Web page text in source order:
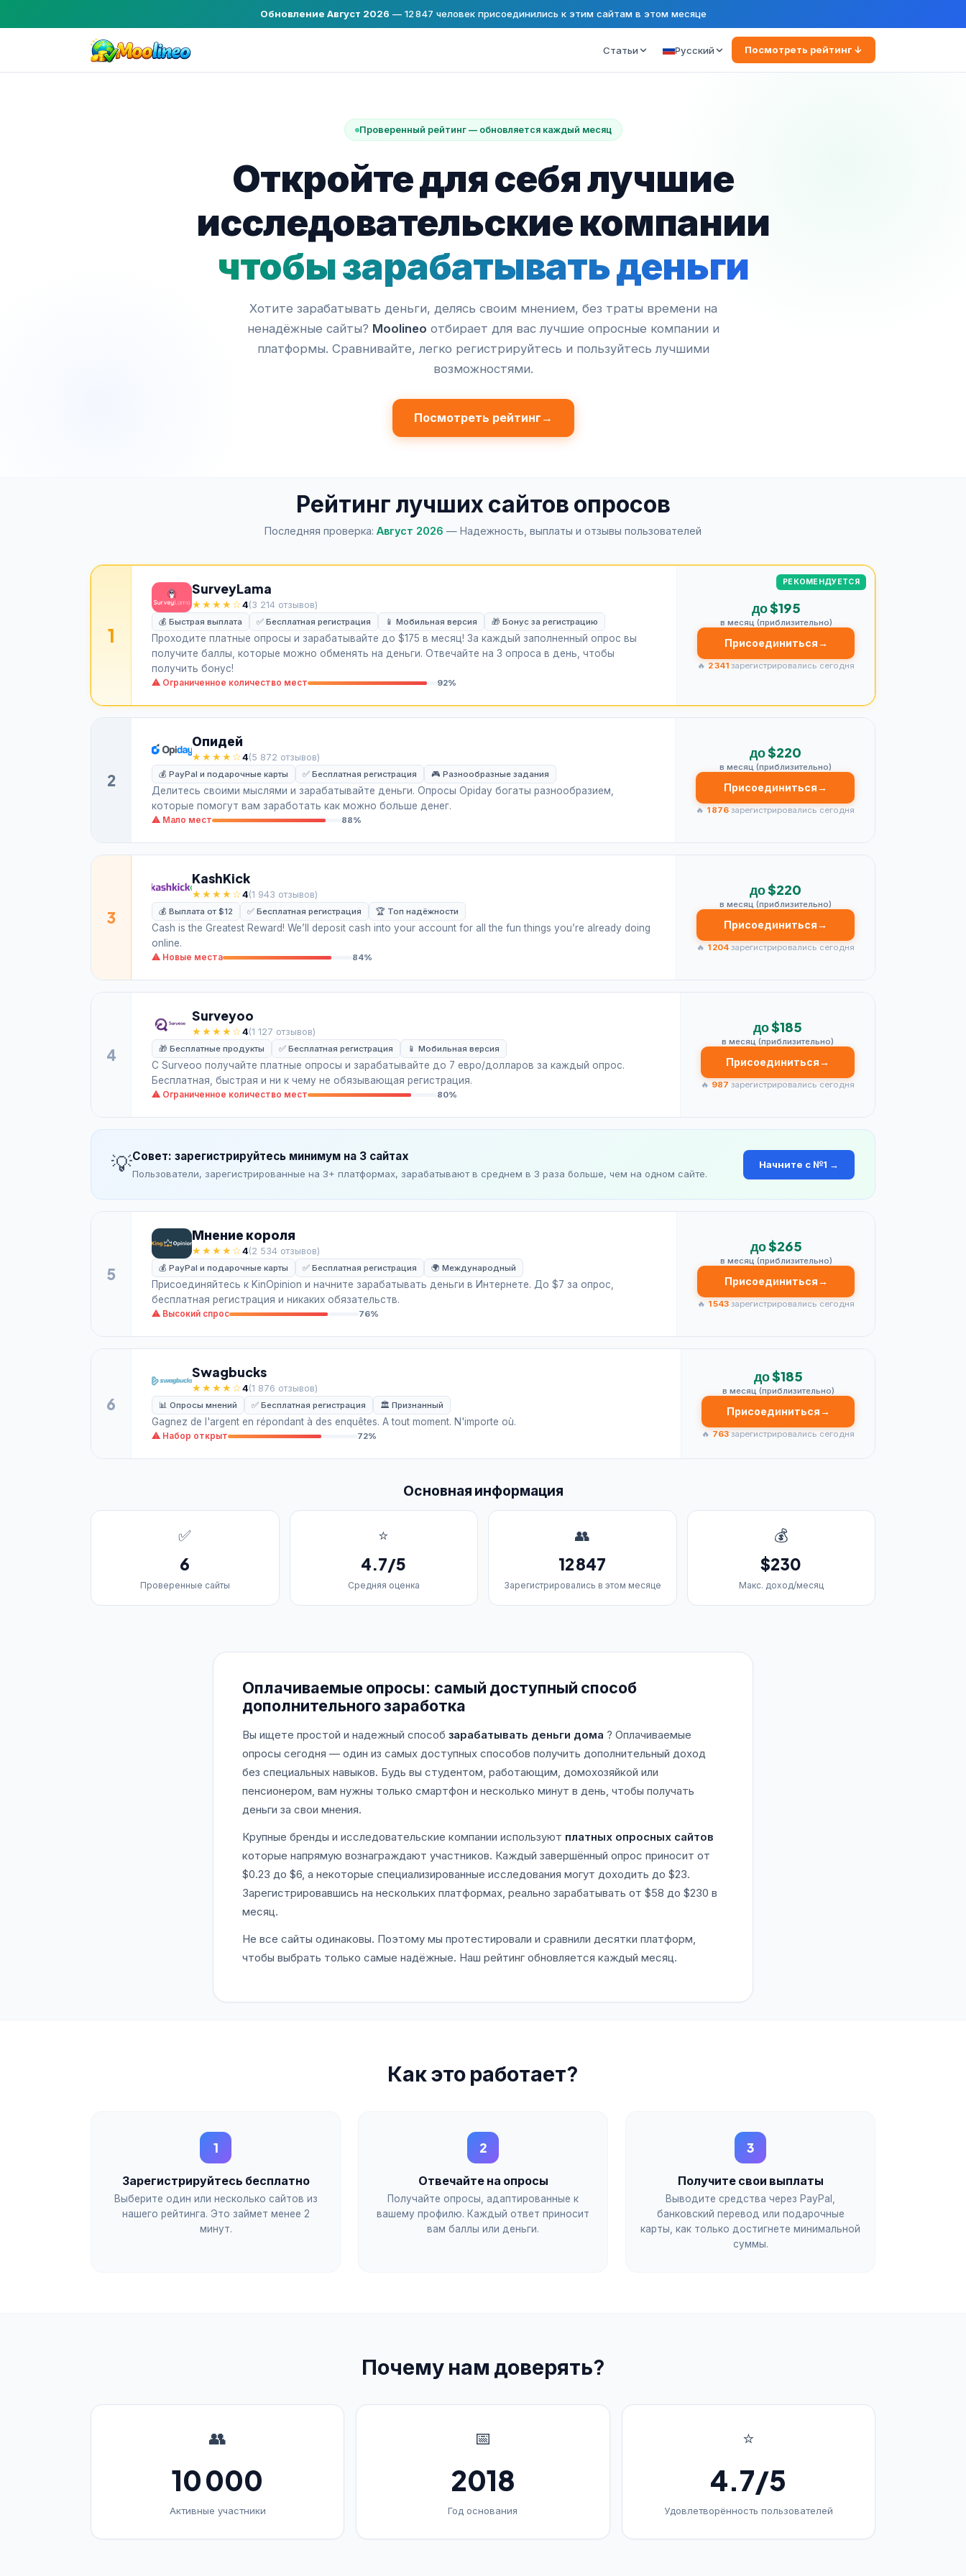
Обновление Август 2026 — 12 847 человек присоединились к этим сайтам в этом месяце
Статьи Русский Посмотреть рейтинг ↓
Проверенный рейтинг — обновляется каждый месяц
Откройте для себя лучшие
исследовательские компании
чтобы зарабатывать деньги
Хотите зарабатывать деньги, делясь своим мнением, без траты времени на
ненадёжные сайты? Moolineo отбирает для вас лучшие опросные компании и
платформы. Сравнивайте, легко регистрируйтесь и пользуйтесь лучшими
возможностями.
Посмотреть рейтинг →
Рейтинг лучших сайтов опросов
Последняя проверка: Август 2026 — Надежность, выплаты и отзывы пользователей
1
РЕКОМЕНДУЕТСЯ
SurveyLama
★★★★☆4(3 214 отзывов)
💰 Быстрая выплата ✅ Бесплатная регистрация 📱 Мобильная версия 🎁 Бонус за регистрацию
Проходите платные опросы и зарабатывайте до $175 в месяц! За каждый заполненный опрос вы
получите баллы, которые можно обменять на деньги. Отвечайте на 3 опроса в день, чтобы
получить бонус!
⚠ Ограниченное количество мест 92%
до $195
в месяц (приблизительно)
Присоединиться→
🔥 2 341 зарегистрировались сегодня
2
Опидей
★★★★☆4(5 872 отзывов)
💰 PayPal и подарочные карты ✅ Бесплатная регистрация 🎮 Разнообразные задания
Делитесь своими мыслями и зарабатывайте деньги. Опросы Opiday богаты разнообразием,
которые помогут вам заработать как можно больше денег.
⚠ Мало мест 88%
до $220
в месяц (приблизительно)
Присоединиться→
🔥 1 876 зарегистрировались сегодня
3
KashKick
★★★★☆4(1 943 отзывов)
💰 Выплата от $12 ✅ Бесплатная регистрация 🏆 Топ надёжности
Cash is the Greatest Reward! We’ll deposit cash into your account for all the fun things you’re already doing
online.
⚠ Новые места 84%
до $220
в месяц (приблизительно)
Присоединиться→
🔥 1 204 зарегистрировались сегодня
4
Surveyoo
★★★★☆4(1 127 отзывов)
🎁 Бесплатные продукты ✅ Бесплатная регистрация 📱 Мобильная версия
С Surveoo получайте платные опросы и зарабатывайте до 7 евро/долларов за каждый опрос.
Бесплатная, быстрая и ни к чему не обязывающая регистрация.
⚠ Ограниченное количество мест 80%
до $185
в месяц (приблизительно)
Присоединиться→
🔥 987 зарегистрировались сегодня
💡Совет: зарегистрируйтесь минимум на 3 сайтах
Пользователи, зарегистрированные на 3+ платформах, зарабатывают в среднем в 3 раза больше, чем на одном сайте.
Начните с №1 →
5
Мнение короля
★★★★☆4(2 534 отзывов)
💰 PayPal и подарочные карты ✅ Бесплатная регистрация 🌍 Международный
Присоединяйтесь к KinOpinion и начните зарабатывать деньги в Интернете. До $7 за опрос,
бесплатная регистрация и никаких обязательств.
⚠ Высокий спрос 76%
до $265
в месяц (приблизительно)
Присоединиться→
🔥 1 543 зарегистрировались сегодня
6
Swagbucks
★★★★☆4(1 876 отзывов)
📊 Опросы мнений ✅ Бесплатная регистрация 🏛️ Признанный
Gagnez de l'argent en répondant à des enquêtes. A tout moment. N'importe où.
⚠ Набор открыт 72%
до $185
в месяц (приблизительно)
Присоединиться→
🔥 763 зарегистрировались сегодня
Основная информация
✅
6
Проверенные сайты
⭐
4.7/5
Средняя оценка
👥
12 847
Зарегистрировались в этом месяце
💰
$230
Макс. доход/месяц
Оплачиваемые опросы: самый доступный способ
дополнительного заработка
Вы ищете простой и надежный способ зарабатывать деньги дома ? Оплачиваемые
опросы сегодня — один из самых доступных способов получить дополнительный доход
без специальных навыков. Будь вы студентом, работающим, домохозяйкой или
пенсионером, вам нужны только смартфон и несколько минут в день, чтобы получать
деньги за свои мнения.
Крупные бренды и исследовательские компании используют платных опросных сайтов
которые напрямую вознаграждают участников. Каждый завершённый опрос приносит от
$0.23 до $6, а некоторые специализированные исследования могут доходить до $23.
Зарегистрировавшись на нескольких платформах, реально зарабатывать от $58 до $230 в
месяц.
Не все сайты одинаковы. Поэтому мы протестировали и сравнили десятки платформ,
чтобы выбрать только самые надёжные. Наш рейтинг обновляется каждый месяц.
Как это работает?
1
Зарегистрируйтесь бесплатно
Выберите один или несколько сайтов из
нашего рейтинга. Это займет менее 2
минут.
2
Отвечайте на опросы
Получайте опросы, адаптированные к
вашему профилю. Каждый ответ приносит
вам баллы или деньги.
3
Получите свои выплаты
Выводите средства через PayPal,
банковский перевод или подарочные
карты, как только достигнете минимальной
суммы.
Почему нам доверять?
👥
10 000
Активные участники
📅
2018
Год основания
⭐
4.7/5
Удовлетворённость пользователей